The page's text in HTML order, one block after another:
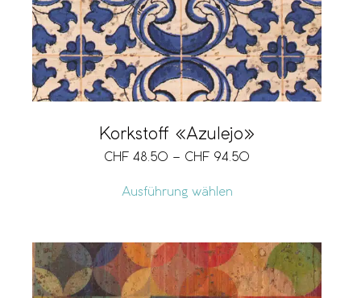
Korkstoff «Azulejo»
CHF 48.50 – CHF 94.50
Ausführung wählen